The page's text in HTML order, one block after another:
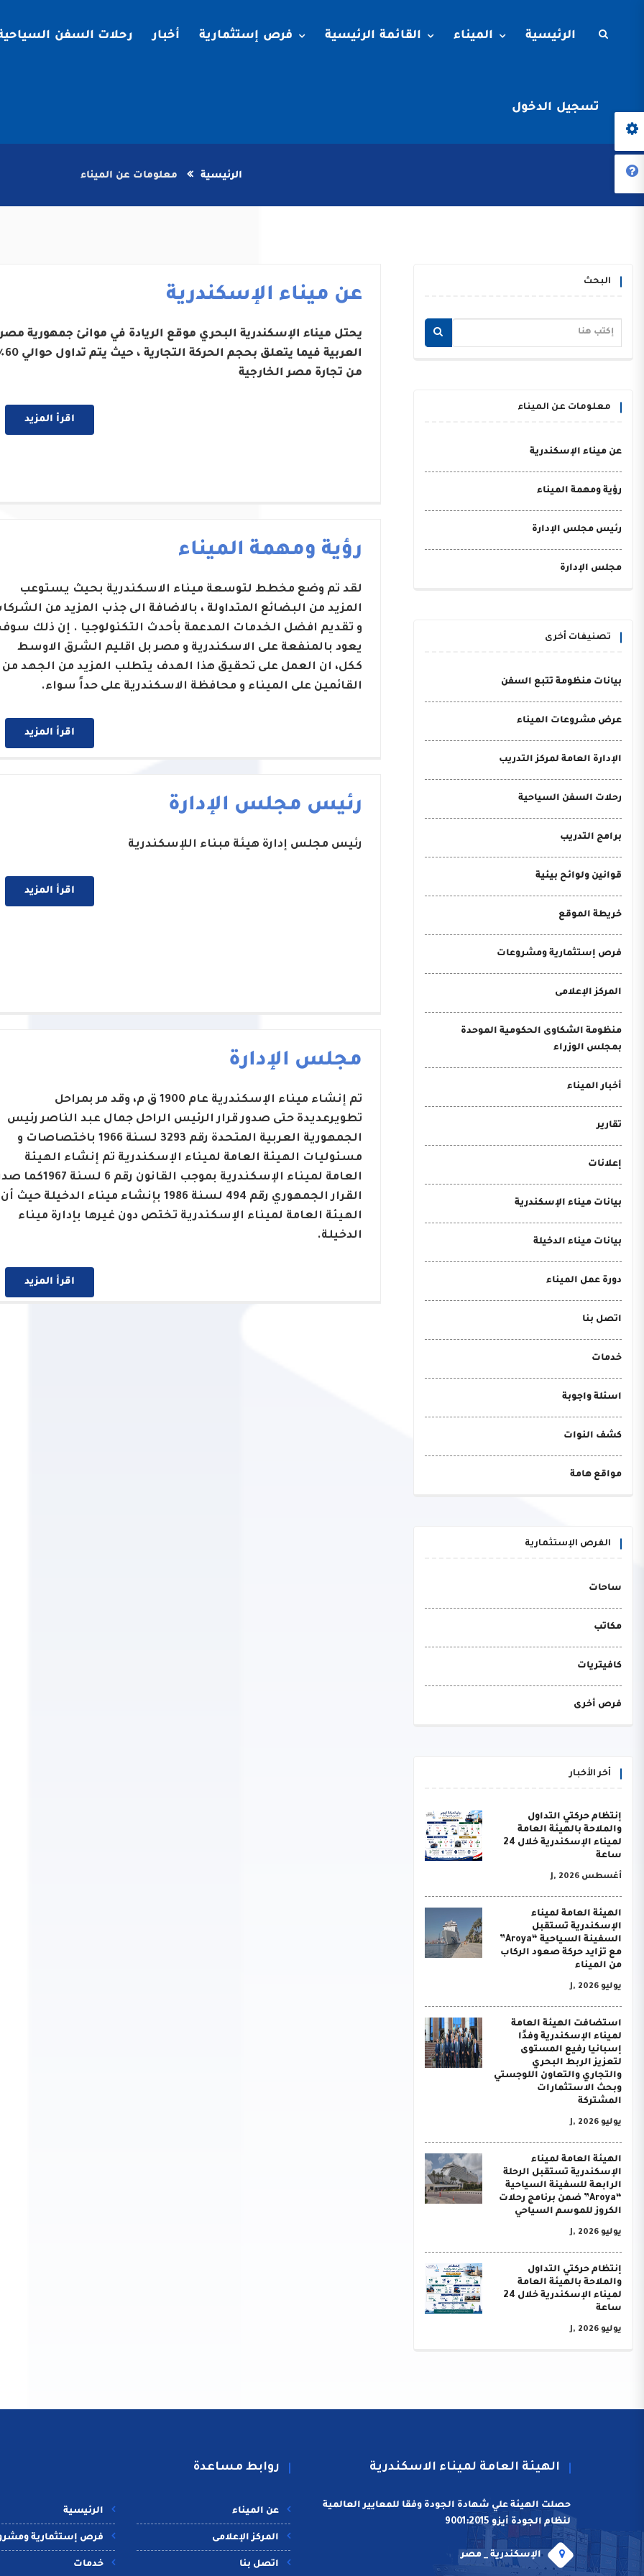
الرئيسية الميناء القائمة الرئيسية فرص إستثمارية أخبار رحلات السفن
تسجيل الدخول
الرئيسية معلومات عن الميناء
البحث
معلومات عن الميناء
عن ميناء الإسكندرية
رؤية ومهمة الميناء
رئيس مجلس الإدارة
مجلس الإدارة
تصنيفات أخرى
بيانات منظومة تتبع السفن
عرض مشروعات الميناء
الإدارة العامة لمركز التدريب
رحلات السفن السياحية
برامج التدريب
قوانين ولوائح بيئية
خريطة الموقع
فرص إستثمارية ومشروعات
المركز الإعلامى
منظومة الشكاوى الحكومية الموحدة
بمجلس الوزراء
أخبار الميناء
تقارير
إعلانات
بيانات ميناء الإسكندرية
بيانات ميناء الدخيلة
دورة عمل الميناء
اتصل بنا
خدمات
اسئلة واجوبة
كشف النوات
مواقع هامة
الفرص الإستثمارية
ساحات
مكاتب
كافيتريات
فرص أخرى
أخر الأخبار
إنتظام حركتي التداول
والملاحة بالهيئة العامة
لميناء الإسكندرية خلال 24
ساعة
أغسطس J, 2026
الهيئة العامة لميناء
الإسكندرية تستقبل
السفينة السياحية “Aroya”
مع تزايد حركة صعود الركاب
من الميناء
يوليو J, 2026
استضافت الهيئة العامة
لميناء الإسكندرية وفدًا
إسبانيا رفيع المستوى
لتعزيز الربط البحري
والتجاري والتعاون اللوجستي
وبحث الاستثمارات
المشتركة
يوليو J, 2026
الهيئة العامة لميناء
الإسكندرية تستقبل الرحلة
الرابعة للسفينة السياحية
“Aroya” ضمن برنامج رحلات
الكروز للموسم السياحي
يوليو J, 2026
إنتظام حركتي التداول
والملاحة بالهيئة العامة
لميناء الإسكندرية خلال 24
ساعة
يوليو J, 2026
عن ميناء الإسكندرية
يحتل ميناء الإسكندرية البحري موقع الريادة في موانئ جمهورية مصر
العربية فيما يتعلق
من تجارة مصر الخارجية
اقرأ المزيد
رؤية ومهمة الميناء
لقد تم وضع مخطط لتوسعة ميناء الاسكندرية بحيث يستوعب
المزيد من البضائع المتداولة ، بالاضافة الى جذب المزيد من
و تقديم افضل الخدمات المدعمة بأحدث التكنولوجيا . إن ذلك
يعود بالمنفعة على الاسكندرية و مصر بل اقليم الشرق الاوسط
ككل، ان العمل على تحقيق هذا الهدف يتطلب المزيد من الجهد من
القائمين على الميناء و محافظة الاسكندرية على حداً سواء.
اقرأ المزيد
رئيس مجلس الإدارة
رئيس مجلس إدارة هيئة مبناء اللإسكندرية
اقرأ المزيد
مجلس الإدارة
تم إنشاء ميناء الإسكندرية عام 1900 ق م، وقد مر بمراحل
تطويرعديدة حتى صدور قرار الرئيس الراحل جمال عبد الناصر رئيس
الجمهورية العربية المتحدة رقم 3293 لسنة 1966 باختصاصات و
مسئوليات الهيئة العامة لميناء الإسكندرية تم إنشاء الهيئة
العامة لميناء الإسكندرية بموجب القانون رقم 6 لسنة
القرار الجمهوري رقم 494 لسنة 1986 بإنشاء ميناء الدخيلة حيث أن
الهيئة العامة لميناء الإسكندرية تختص دون غيرها بإدارة ميناء
الدخيلة.
اقرأ المزيد
الهيئة العامة لميناء الاسكندرية
حصلت الهيئة علي شهادة الجودة وفقا للمعايير العالمية
لنظام الجودة أيزو 9001:2015
الإسكندرية _ مصر
روابط مساعدة
الرئيسية
فرص إستثمارية
خدمات
عن الميناء
المركز الإعلامى
اتصل بنا